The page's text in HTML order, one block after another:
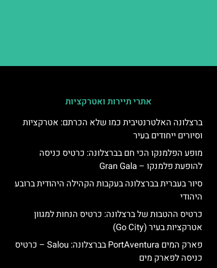
אתרי תיירות ואטרקציות
ברצלונה האלטרנטיבית כמו שלא הכרתם: אטרקציות
וסיורים ייחודים בעיר
מופע הפלמנקו הכי חם בברצלונה: כרטיס כניסה
להופעת פלמנקו – Gran Gala
סיור בעברית בברצלונה בעקבות הקהילה היהודית ברובע
היהודי
כרטיס ההטבות של ברצלונה: כרטיס הנחות למגוון
אטרקציות בעיר (Go City)
פארק המים PortAventura בברצלונה: Salou – כרטיס
כניסה לפארק מים